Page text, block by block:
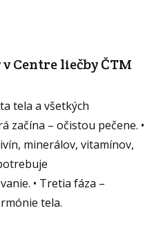
Centre liečby ČTM
tela a všetkých
začína – očistou pečene. •
minerálov, vitamínov,
• Tretia fáza –
tela.